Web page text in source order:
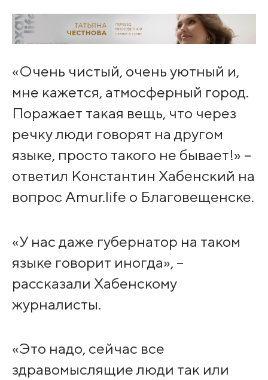
«Очень чистый, очень уютный и,
мне кажется, атмосферный город.
Поражает такая вещь, что через
речку люди говорят на другом
языке, просто такого не бывает!» –
ответил Константин Хабенский на
вопрос Amur.life о Благовещенске.
«У нас даже губернатор на таком
языке говорит иногда», –
рассказали Хабенскому
журналисты.
«Это надо, сейчас все
здравомыслящие люди так или